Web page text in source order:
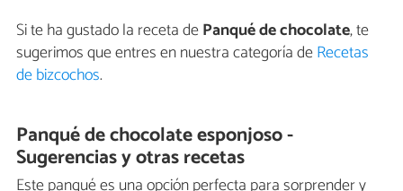
Si te ha gustado la receta dePanqué de chocolate, te
sugerimos que entres en nuestra categoría deRecetas
de bizcochos.
Panqué de chocolate esponjoso -
Sugerencias y otras recetas
Este panqué es una opción perfecta para sorprender y